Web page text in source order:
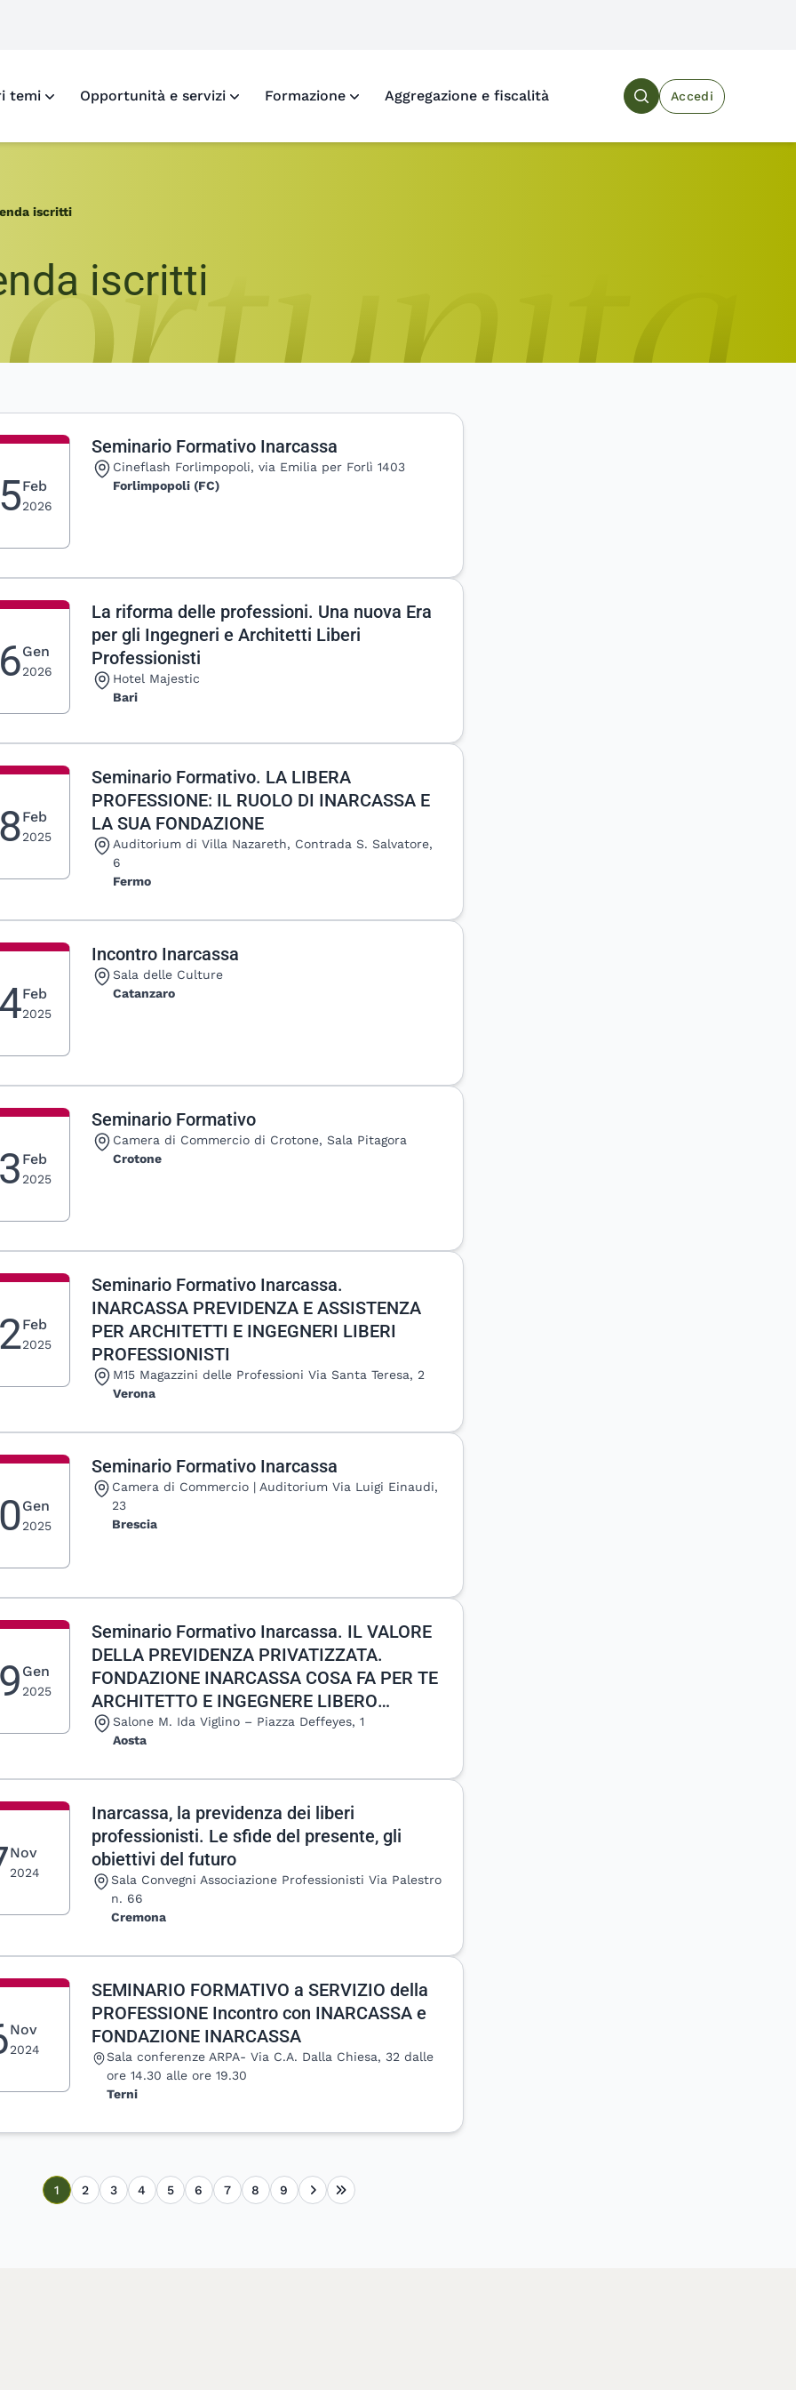
temi Opportunità e servizi Formazione Aggregazione e fiscalità Search the site
Accedi
iscritti
iscritti
Feb
2026
Seminario Formativo Inarcassa
Luogo:
Cineflash Forlimpopoli, via Emilia per Forlì 1403
Forlimpopoli (FC)
Gen
2026
La riforma delle professioni. Una nuova Era
per gli Ingegneri e Architetti Liberi
Professionisti
Luogo:
Hotel Majestic
Bari
Feb
2025
Seminario Formativo. LA LIBERA
PROFESSIONE: IL RUOLO DI INARCASSA E
LA SUA FONDAZIONE
Luogo:
Auditorium di Villa Nazareth, Contrada S. Salvatore,
6
Fermo
Feb
2025
Incontro Inarcassa
Luogo:
Sala delle Culture
Catanzaro
Feb
2025
Seminario Formativo
Luogo:
Camera di Commercio di Crotone, Sala Pitagora
Crotone
Feb
2025
Seminario Formativo Inarcassa.
INARCASSA PREVIDENZA E ASSISTENZA
PER ARCHITETTI E INGEGNERI LIBERI
PROFESSIONISTI
Luogo:
M15 Magazzini delle Professioni Via Santa Teresa, 2
Verona
Gen
2025
Seminario Formativo Inarcassa
Luogo:
Camera di Commercio | Auditorium Via Luigi Einaudi,
23
Brescia
Gen
2025
Seminario Formativo Inarcassa. IL VALORE
DELLA PREVIDENZA PRIVATIZZATA.
FONDAZIONE INARCASSA COSA FA PER TE
ARCHITETTO E INGEGNERE LIBERO
PROFESSIONISTA?
Luogo:
Salone M. Ida Viglino – Piazza Deffeyes, 1
Aosta
Nov
2024
Inarcassa, la previdenza dei liberi
professionisti. Le sfide del presente, gli
obiettivi del futuro
Luogo:
Sala Convegni Associazione Professionisti Via Palestro
n. 66
Cremona
Nov
2024
SEMINARIO FORMATIVO a SERVIZIO della
PROFESSIONE Incontro con INARCASSA e
FONDAZIONE INARCASSA
Luogo:
Sala conferenze ARPA- Via C.A. Dalla Chiesa, 32 dalle
ore 14.30 alle ore 19.30
Terni
1 2 3 4 5 6 7 8 9